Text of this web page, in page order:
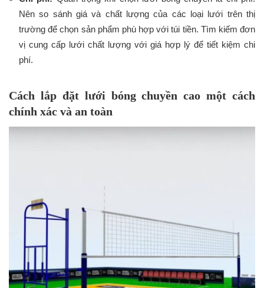
Nên so sánh giá và chất lượng của các loại lưới trên thị
trường để chọn sản phẩm phù hợp với túi tiền. Tìm kiếm đơn
vị cung cấp lưới chất lượng với giá hợp lý để tiết kiệm chi
phí.
Cách lắp đặt lưới bóng chuyền cao một cách
chính xác và an toàn